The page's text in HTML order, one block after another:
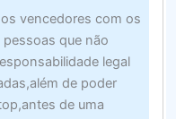
vencedores com os
que não
legal
de poder
de uma